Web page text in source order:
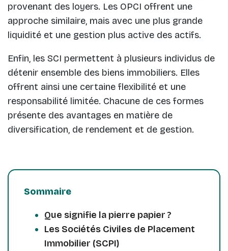
provenant des loyers. Les OPCI offrent une
approche similaire, mais avec une plus grande
liquidité et une gestion plus active des actifs.
Enfin, les SCI permettent à plusieurs individus de
détenir ensemble des biens immobiliers. Elles
offrent ainsi une certaine flexibilité et une
responsabilité limitée. Chacune de ces formes
présente des avantages en matière de
diversification, de rendement et de gestion.
Sommaire
Que signifie la pierre papier ?
Les Sociétés Civiles de Placement
Immobilier (SCPI)